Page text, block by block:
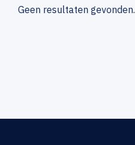
Geen resultaten gevonden.